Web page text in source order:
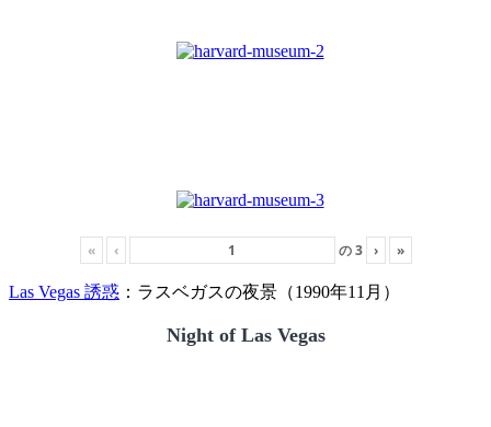
« ‹ の3 › »
Las Vegas 誘惑 ：ラスベガスの夜景（1990年11月）
Night of Las Vegas